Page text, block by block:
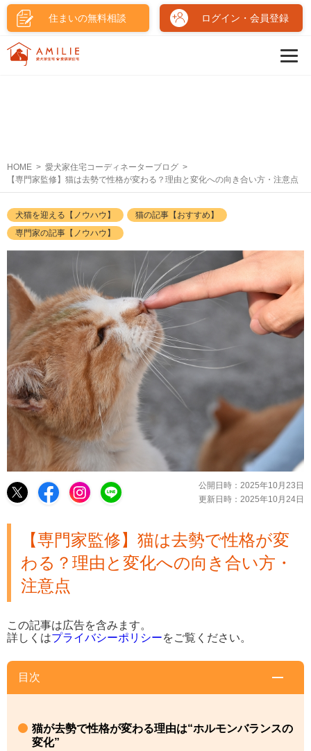
住まいの無料相談 ログイン・会員登録
HOME
愛犬家住宅コーディネーターブログ
【専門家監修】猫は去勢で性格が変わる？理由と変化への向き合い方・注意点
犬猫を迎える【ノウハウ】
猫の記事【おすすめ】
専門家の記事【ノウハウ】
公開日時： 2025年10月23日
更新日時： 2025年10月24日
【専門家監修】猫は去勢で性格が変
わる？理由と変化への向き合い方・
注意点
この記事は広告を含みます。
詳しくはプライバシーポリシーをご覧ください。
目次
猫が去勢で性格が変わる理由は“ホルモンバランスの
変化”